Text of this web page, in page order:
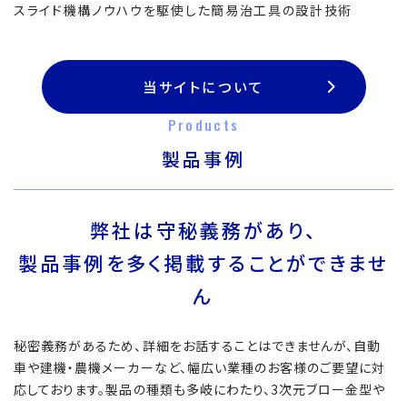
スライド機構ノウハウを駆使した簡易治工具の設計技術
当サイトについて
Products
製品事例
弊社は守秘義務があり、
製品事例を多く掲載することができませ
ん
秘密義務があるため、詳細をお話することはできませんが、自動
車や建機・農機メーカーなど、幅広い業種のお客様のご要望に対
応しております。製品の種類も多岐にわたり、3次元ブロー金型や